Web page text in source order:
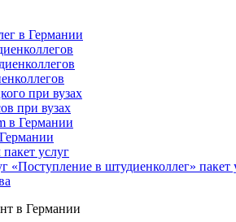
в Германии
при вузах
при вузах
в Германии
услуг
в Германии